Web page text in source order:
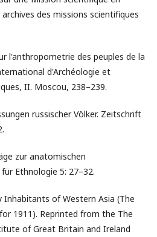
des missions scientifiques
l'anthropometrie des peuples de la
d'Archéologie et
II. Moscou, 238–239.
russischer Völker. Zeitschrift
zur anatomischen
Ethnologie 5: 27–32.
Inhabitants of Western Asia (The
1911). Reprinted from the The
of Great Britain and Ireland